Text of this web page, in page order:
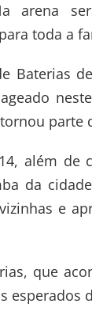
arena
toda a
Baterias
além de
da
e
que
esperados